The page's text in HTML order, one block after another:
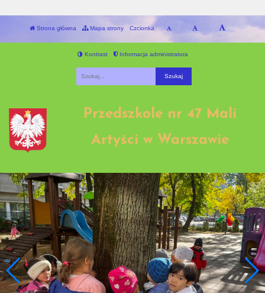
Strona główna Mapa strony Czcionka
Kontrast Informacja administratora
Przedszkole nr 47 Mali
Artyści w Warszawie